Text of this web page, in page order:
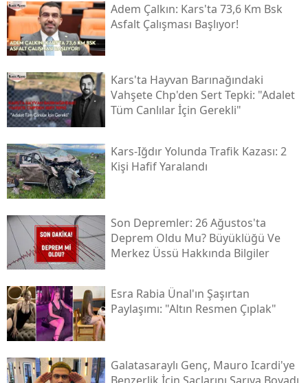
Sinop
Tokat
Tunceli
Van
Zonguldak
Adem Çalkın: Kars'ta 73,6 Km Bsk
Asfalt Çalışması Başlıyor!
Kars'ta Hayvan Barınağındaki
Vahşete Chp'den Sert Tepki: "adalet
Tüm Canlılar İçin Gerekli"
Kars-Iğdır Yolunda Trafik Kazası: 2
Kişi Hafif Yaralandı
Son Depremler: 26 Ağustos'ta
Deprem Oldu Mu? Büyüklüğü Ve
Merkez Üssü Hakkında Bilgiler
Esra Rabia Ünal'ın Şaşırtan
Paylaşımı: "altın Resmen Çıplak"
Galatasaraylı Genç, Mauro Icardi'ye